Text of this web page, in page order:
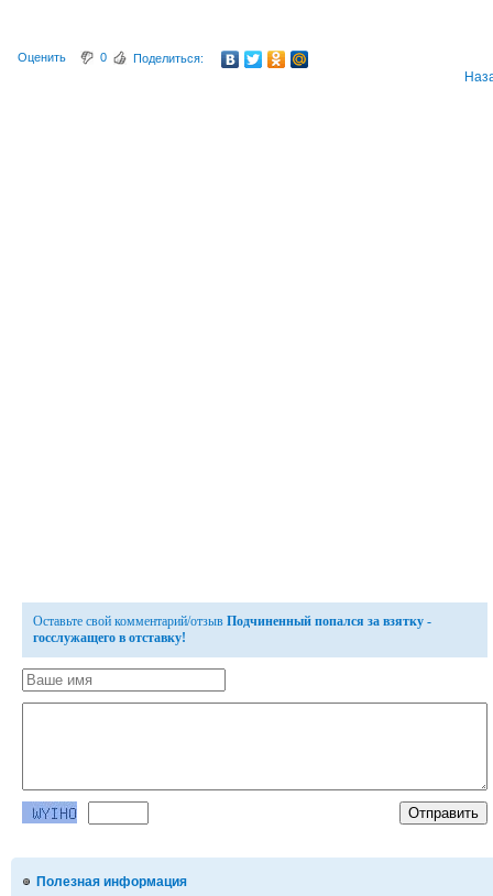
Полезная информация
Оценить 0 Поделиться:
Оставьте свой комментарий/отзыв Подчиненный попался за взятку -
госслужащего в отставку!